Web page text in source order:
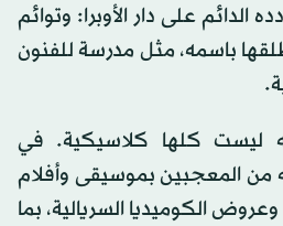
الدائم على دار الأوبرا: وتوائم
باسمه، مثل مدرسة للفنون
ليست كلها كلاسيكية. في
من المعجبين بموسيقى وأفلام
وعروض الكوميديا السريالية، بما